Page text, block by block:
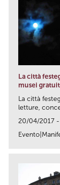
La città
musei
La città
letture,
20/04/2017